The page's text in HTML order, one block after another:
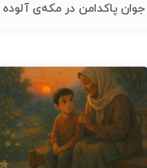
جوان پاکدامن در مکه‌ی آلوده